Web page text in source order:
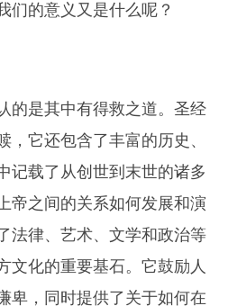
们的意义又是什么呢？
的是其中有得救之道。圣经
，它还包含了丰富的历史、
记载了从创世到末世的诸多
帝之间的关系如何发展和演
法律、艺术、文学和政治等
文化的重要基石。它鼓励人
卑，同时提供了关于如何在